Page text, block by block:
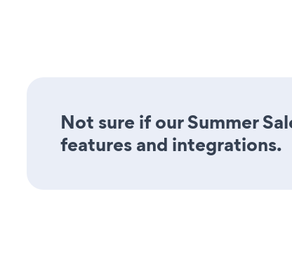
Not sure if our Summer
features and integrations.